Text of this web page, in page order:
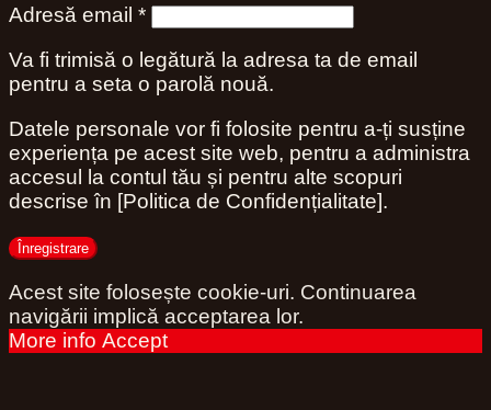
Adresă email *Obligatoriu
Va fi trimisă o legătură la adresa ta de email
pentru a seta o parolă nouă.
Datele personale vor fi folosite pentru a-ți susține
experiența pe acest site web, pentru a administra
accesul la contul tău și pentru alte scopuri
descrise în [Politica de Confidențialitate].
Înregistrare
Acest site folosește cookie-uri. Continuarea
navigării implică acceptarea lor.
More info Accept